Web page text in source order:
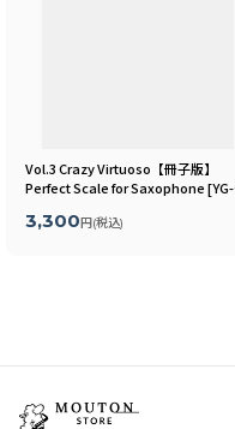
Vol.3 Crazy Virtuoso【冊子版】
Perfect Scale for Saxophone[YG-
3,300円(税込)